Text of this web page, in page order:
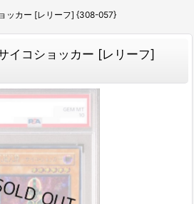
ッカー [レリーフ] {308-057}
イコショッカー [レリーフ]